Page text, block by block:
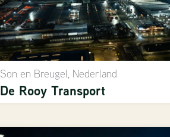
Son en Breugel, Nederland
De Rooy Transport